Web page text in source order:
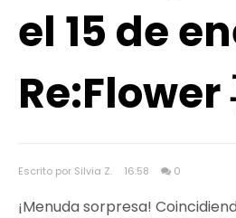
el 15 de
Re:Flower
Escrito por Silvia Z. 16:58 0
¡Menuda sorpresa!